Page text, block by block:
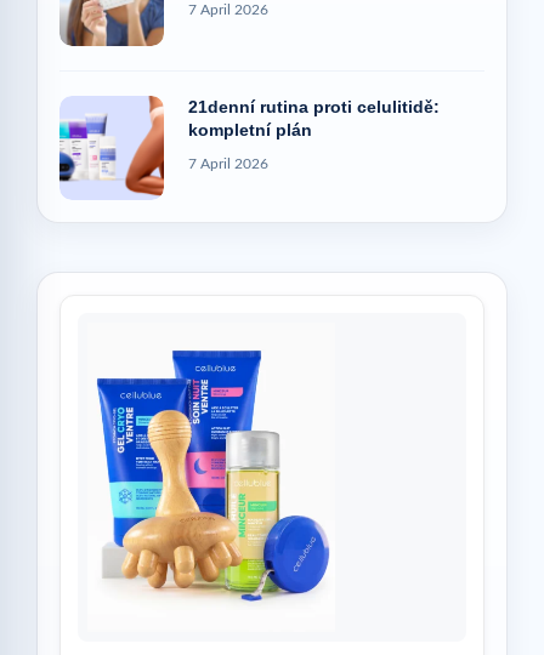
7 April 2026
21denní rutina proti celulitidě:
kompletní plán
7 April 2026